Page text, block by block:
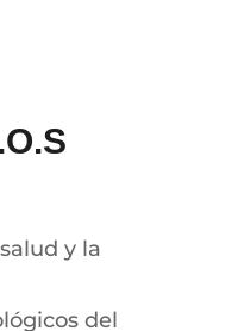
y la
del